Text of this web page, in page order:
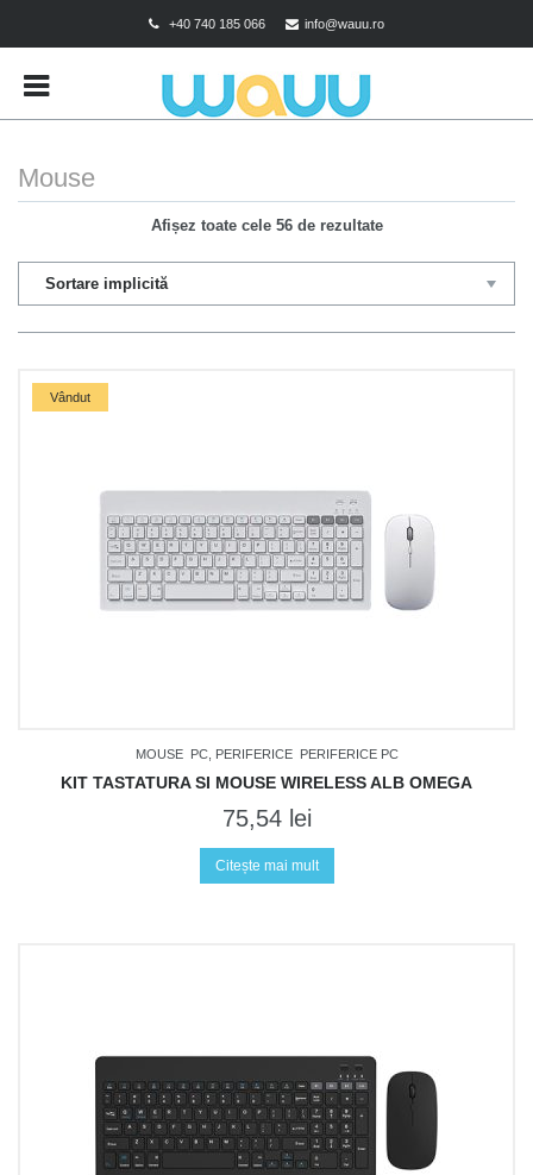
CONTACT
DESPRE COOKIES
MAGAZIN
TRACK ORDER
TRANSPORT
+40 740 185 066 info@wauu.ro
Mouse
Afișez toate cele 56 de rezultate
Vândut
MOUSE PC, PERIFERICE PERIFERICE PC
KIT TASTATURA SI MOUSE WIRELESS ALB OMEGA
75,54 lei
Citește mai mult